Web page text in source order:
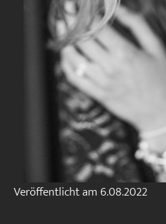
Veröffentlicht am6.08.2022